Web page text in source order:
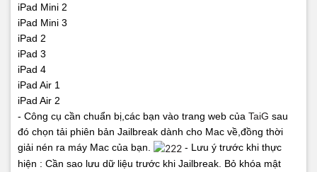
iPad Mini 2
iPad Mini 3
iPad 2
iPad 3
iPad 4
iPad Air 1
iPad Air 2
- Công cụ cần chuẩn bị,các bạn vào trang web của TaiG sau
đó chọn tải phiên bản Jailbreak dành cho Mac về,đồng thời
giải nén ra máy Mac của bạn.
- Lưu ý trước khi thực
hiện : Cần sao lưu dữ liệu trước khi Jailbreak. Bỏ khóa mật